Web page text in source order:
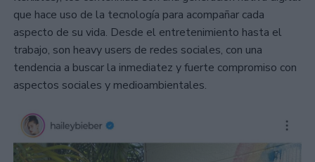
que hace uso de la tecnología para acompañar cada
aspecto de su vida. Desde el entretenimiento hasta el
trabajo, son heavy users de redes sociales, con una
tendencia a buscar la inmediatez y fuerte compromiso con
aspectos sociales y medioambientales.